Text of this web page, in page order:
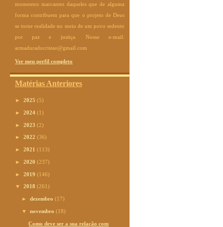
momentos marcantes daqueles que de alguma
forma contribuem para que o projeto de Deus
se torne realidade no meio de um povo sedento
por paz e justiça. Nosso e-mail:
armaduradocristao@gmail.com
Ver meu perfil completo
Matérias Anteriores
► 2025 (5)
► 2024 (1)
► 2023 (2)
► 2022 (36)
► 2021 (113)
► 2020 (237)
► 2019 (146)
▼ 2018 (261)
►dezembro(17)
▼novembro(18)
Como deve ser a sua relação com